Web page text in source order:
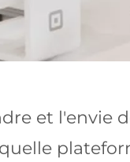
et l'envie